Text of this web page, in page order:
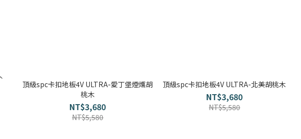
頂級spc卡扣地板4V ULTRA-愛丁堡煙燻胡
桃木
NT$3,680
NT$5,580
頂級spc卡扣地板4V ULTRA-北美胡桃木
NT$3,680
NT$5,580